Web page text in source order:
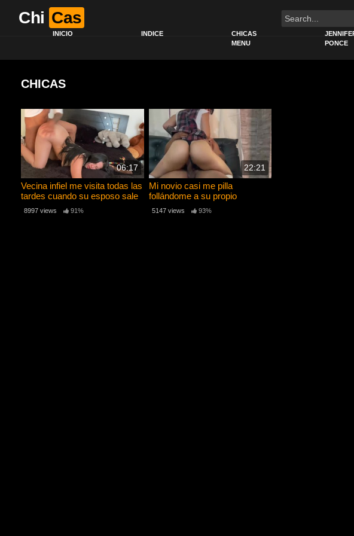
Chi Cas
INICIO INDICE
CHICAS
MENU
PONCE
CHICAS
06:17
Vecina infiel me visita todas las
tardes cuando su esposo sale
a trabajar |Coco Camii
8997 views 91%
22:21
Mi novio casi me pilla
follándome a su propio
hermano.
5147 views 93%